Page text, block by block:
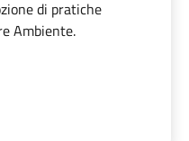
di pratiche
Ambiente.